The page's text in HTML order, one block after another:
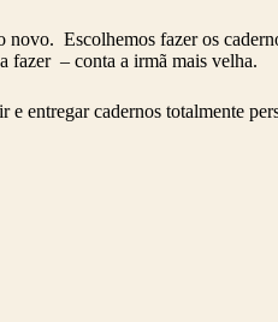
Escolhemos fazer os
fazer – conta a irmã mais velha.
cadernos totalmente